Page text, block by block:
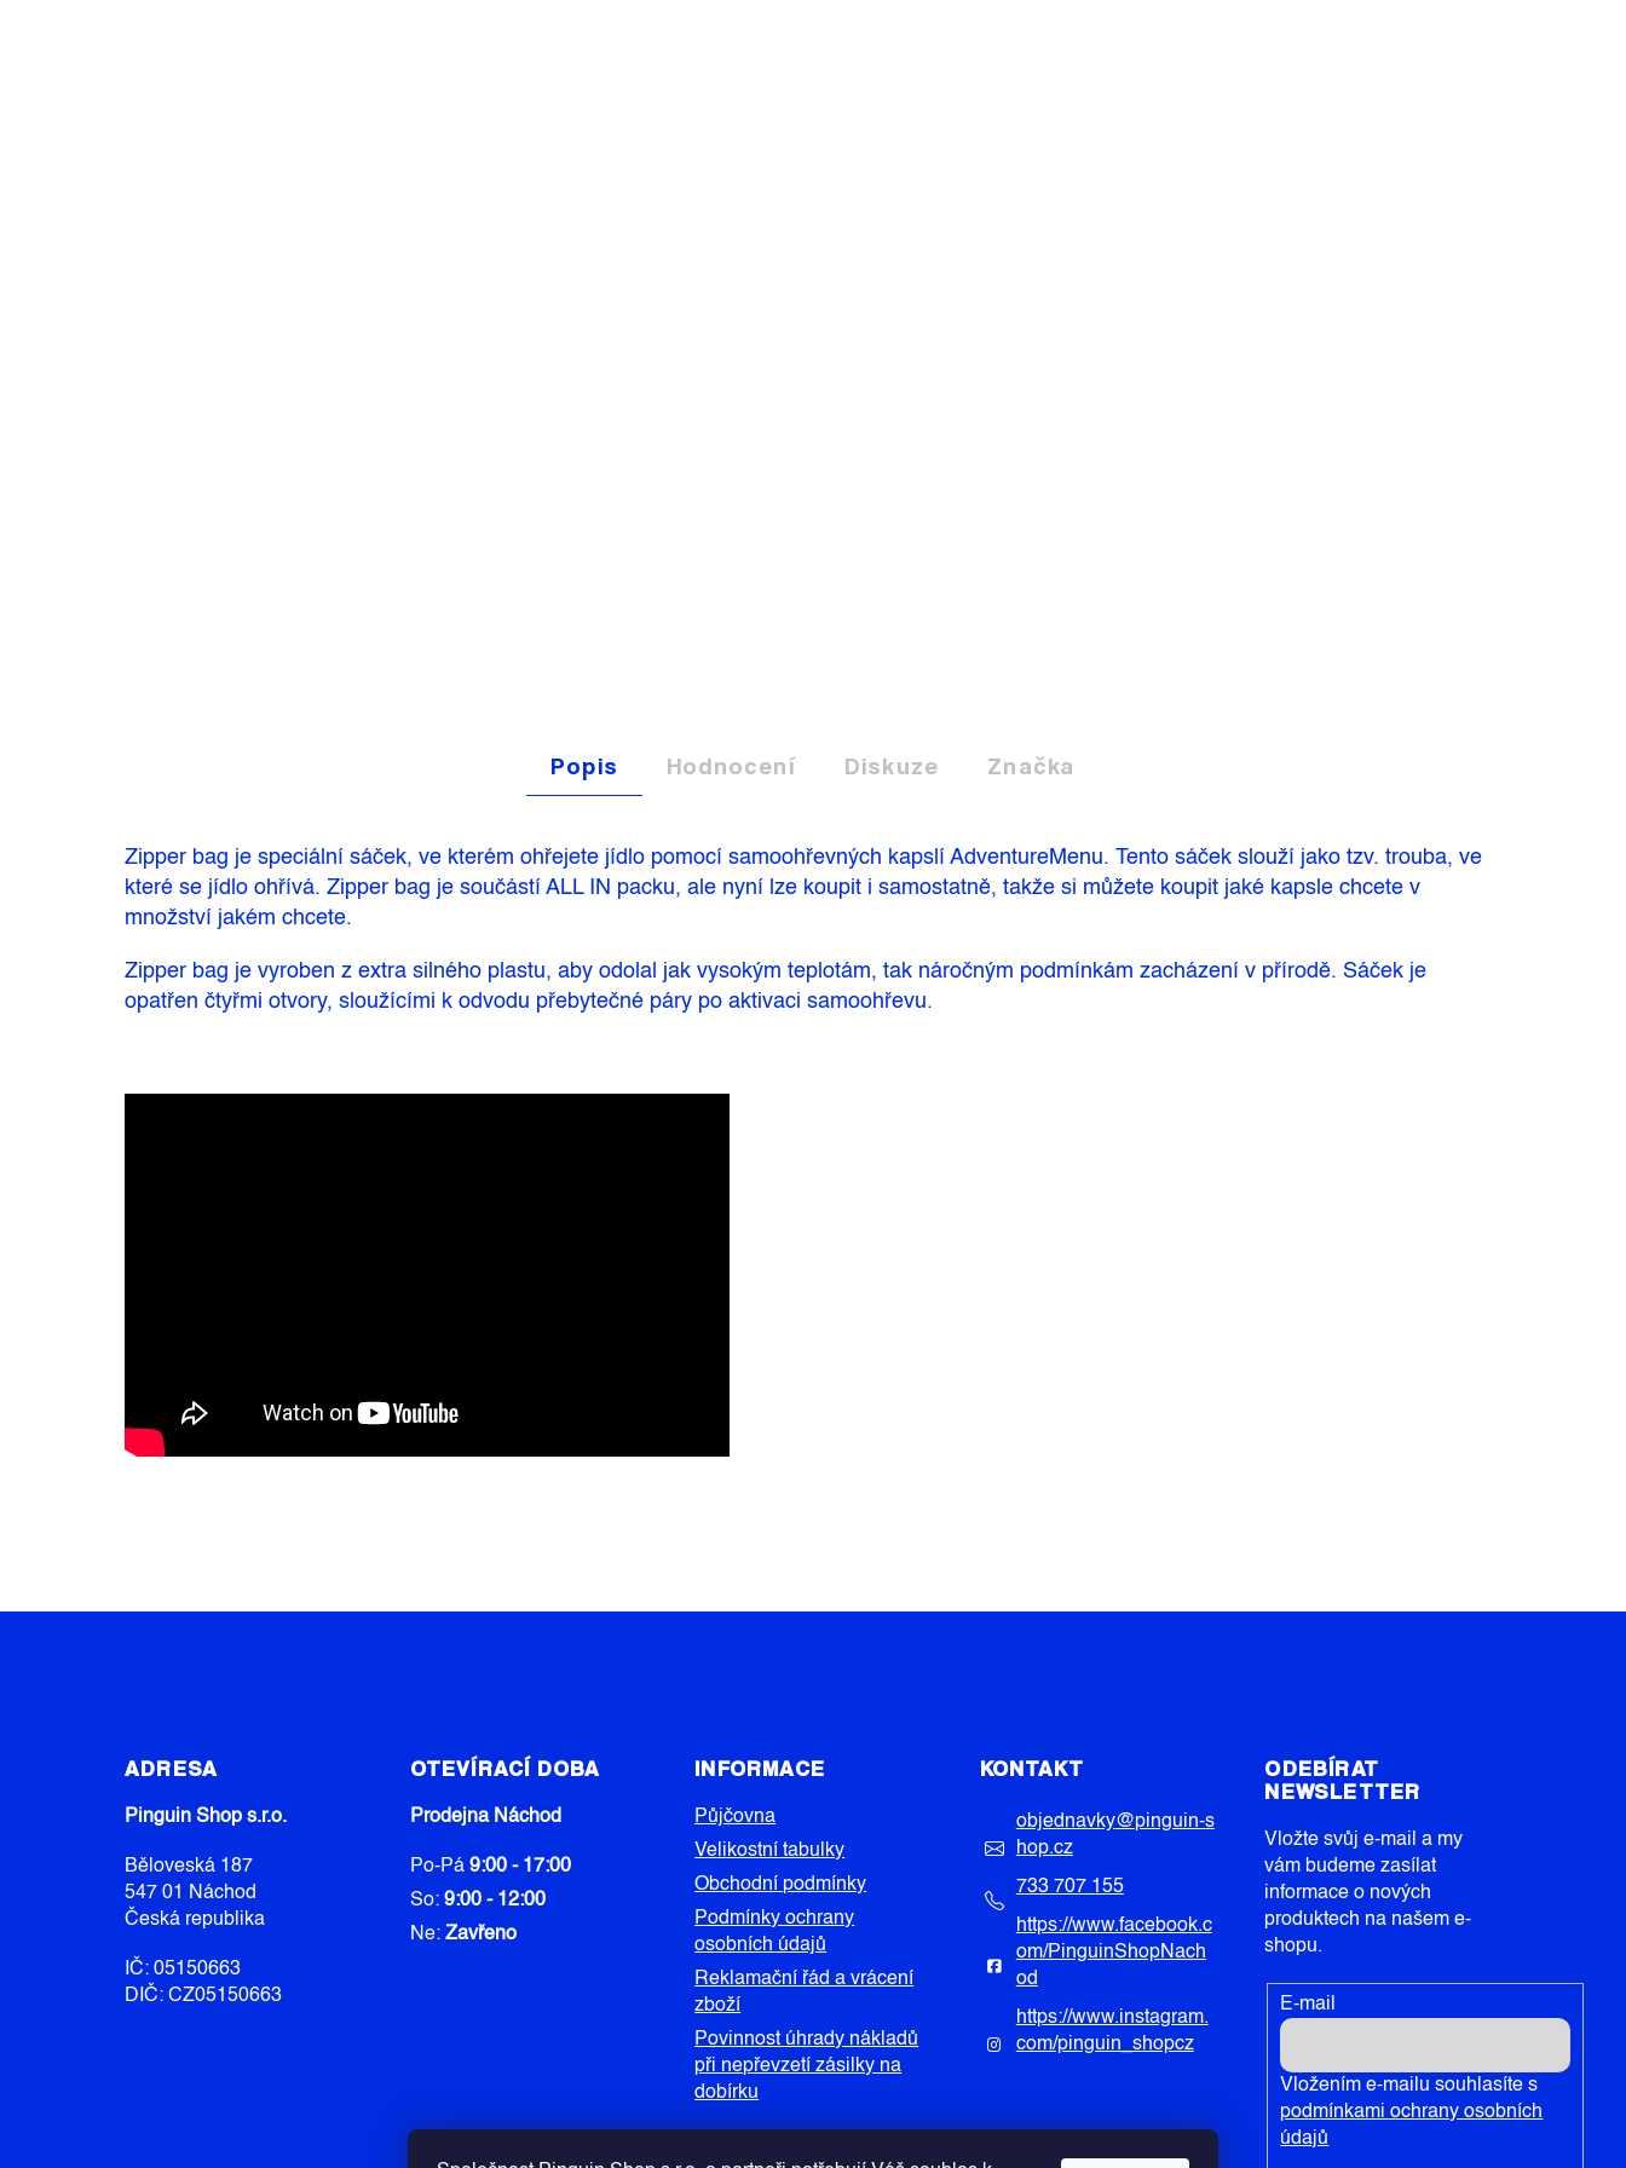
Popis Hodnocení Diskuze Značka
Zipper bag je speciální sáček, ve kterém ohřejete jídlo pomocí samoohřevných kapslí AdventureMenu. Tento sáček slouží jako tzv. trouba, ve
které se jídlo ohřívá. Zipper bag je součástí ALL IN packu, ale nyní lze koupit i samostatně, takže si můžete koupit jaké kapsle chcete v
množství jakém chcete.
Zipper bag je vyroben z extra silného plastu, aby odolal jak vysokým teplotám, tak náročným podmínkám zacházení v přírodě. Sáček je
opatřen čtyřmi otvory, sloužícími k odvodu přebytečné páry po aktivaci samoohřevu.
ADRESA
Pinguin Shop s.r.o.
Běloveská 187
547 01 Náchod
Česká republika
IČ: 05150663
DIČ: CZ05150663
OTEVÍRACÍ DOBA
Prodejna Náchod
Po-Pá 9:00 - 17:00
So: 9:00 - 12:00
Ne: Zavřeno
INFORMACE
Půjčovna
Velikostní tabulky
Obchodní podmínky
Podmínky ochrany
osobních údajů
Reklamační řád a vrácení
zboží
Povinnost úhrady nákladů
při nepřevzetí zásilky na
dobírku
KONTAKT
objednavky@pinguin-s
hop.cz
733 707 155
https://www.facebook.c
om/PinguinShopNach
od
https://www.instagram.
com/pinguin_shopcz
ODEBÍRAT
NEWSLETTER
Vložte svůj e-mail a my
vám budeme zasílat
informace o nových
produktech na našem e-
shopu.
E-mail
Vložením e-mailu souhlasíte s
podmínkami ochrany osobních
údajů